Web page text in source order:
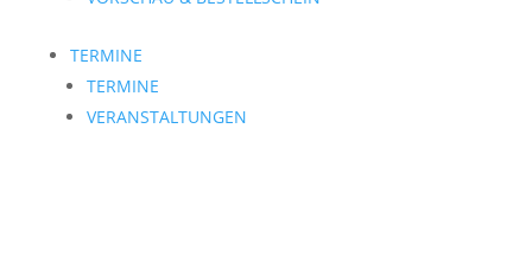
TERMINE
TERMINE
VERANSTALTUNGEN